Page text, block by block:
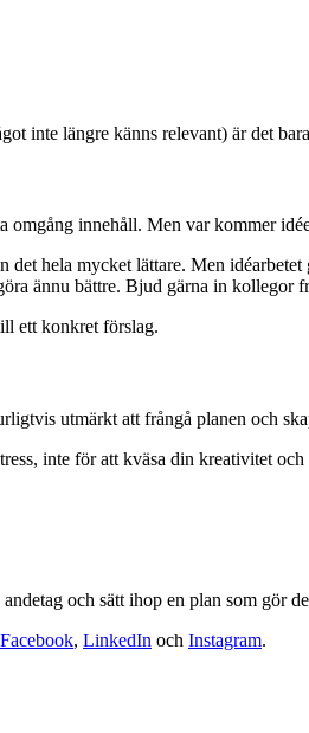
inte längre känns relevant) är det
omgång innehåll. Men var kommer
hela mycket lättare. Men
ännu bättre. Bjud gärna in kollegor
ett konkret förslag.
utmärkt att frångå planen och
inte för att kväsa din kreativitet
och sätt ihop en plan som gör
Facebook, LinkedIn och Instagram.